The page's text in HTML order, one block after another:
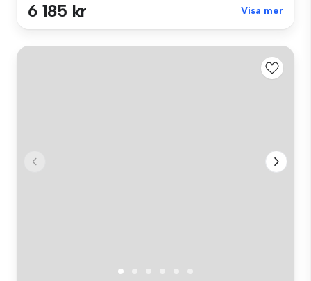
6 185 kr Visa mer